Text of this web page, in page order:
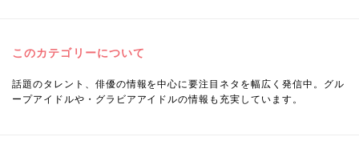
このカテゴリーについて
話題のタレント、俳優の情報を中心に要注目ネタを幅広く発信中。グル
ープアイドルや・グラビアアイドルの情報も充実しています。